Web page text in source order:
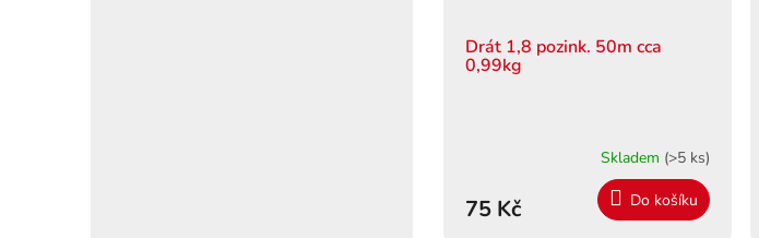
Drát 1,8 pozink. 50m cca
0,99kg
Skladem (>5 ks)
75 Kč Do košíku